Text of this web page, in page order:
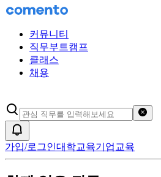
커뮤니티
직무부트캠프
클래스
채용
가입/로그인대학교육기업교육